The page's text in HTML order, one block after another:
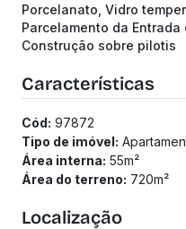
Porcelanato, Vidro
Parcelamento da
Construção sobre pilotis
Características
Cód: 97872
Tipo de imóvel:
Área interna: 55m²
Área do terreno: 720m²
Localização